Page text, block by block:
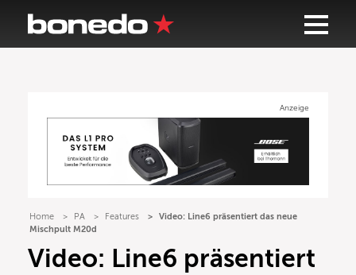
Anzeige
Home PA Features
Video: Line6 präsentiert das neue
Mischpult M20d
Video: Line6 präsentiert